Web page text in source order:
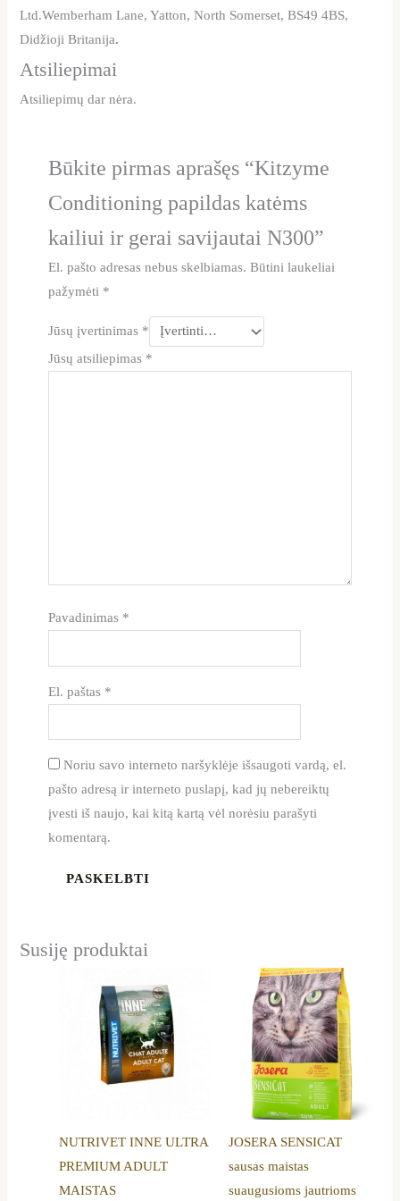
Ltd.Wemberham Lane, Yatton, North Somerset, BS49 4BS,
Didžioji Britanija.
Atsiliepimai
Atsiliepimų dar nėra.
Būkite pirmas aprašęs “Kitzyme
Conditioning papildas katėms
kailiui ir gerai savijautai N300”
El. pašto adresas nebus skelbiamas. Būtini laukeliai
pažymėti *
Jūsų įvertinimas *
Jūsų atsiliepimas *
Pavadinimas *
El. paštas *
Noriu savo interneto naršyklėje išsaugoti vardą, el.
pašto adresą ir interneto puslapį, kad jų nebereiktų
įvesti iš naujo, kai kitą kartą vėl norėsiu parašyti
komentarą.
Susiję produktai
NUTRIVET INNE ULTRA
PREMIUM ADULT
MAISTAS
range:
18,80 €
through
46,99 €
product
has
multiple
variants.
may
be
JOSERA SENSICAT
sausas maistas
suaugusioms jautrioms
Price
range:
14,60 €
through
54,50 €
This
product
has
multiple
variants.
The
options
may
be
chosen